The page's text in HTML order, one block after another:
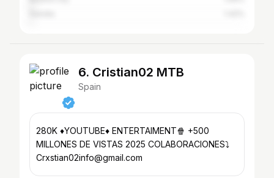
6. Cristian02 MTB
Spain
280K ♦️YOUTUBE♦️ ENTERTAIMENT🍿 +500
MILLONES DE VISTAS 2025 COLABORACIONES⤵️
Crxstian02info@gmail.com